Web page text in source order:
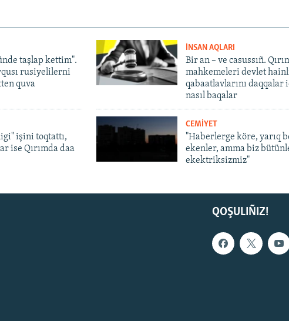
taşlap kettim".
rusiyelilerni
quva
İNSAN AQLARI
Bir an – ve casussıñ.
mahkemeleri devlet
qabaatlavlarını daqqalar
nasıl baqalar
işini toqtattı,
ise Qırımda daa
CEMİYET
"Haberlerge köre, yarıq
ekenler, amma biz
ekektriksizmiz"
QOŞULIÑIZ!